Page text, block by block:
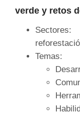
verde y retos
Temas: